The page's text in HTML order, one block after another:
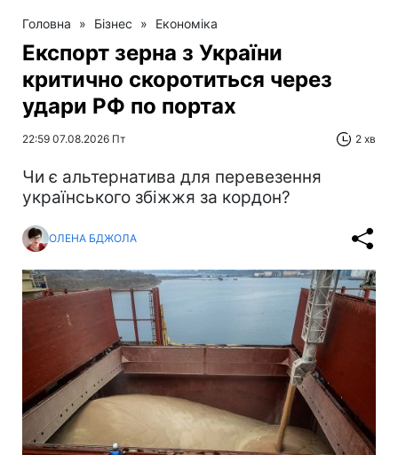
Головна » Бізнес » Економіка
Експорт зерна з України
критично скоротиться через
удари РФ по портах
22:59 07.08.2026 Пт 2 хв
Чи є альтернатива для перевезення
українського збіжжя за кордон?
ОЛЕНА БДЖОЛА